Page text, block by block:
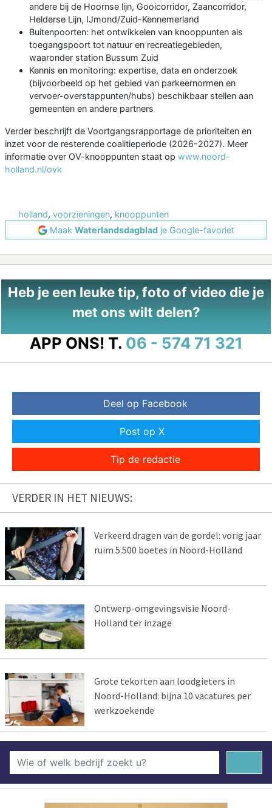
andere bij de Hoornse lijn, Gooicorridor, Zaancorridor,
Helderse Lijn, IJmond/Zuid-Kennemerland
Buitenpoorten: het ontwikkelen van knooppunten als
toegangspoort tot natuur en recreatiegebieden,
waaronder station Bussum Zuid
Kennis en monitoring: expertise, data en onderzoek
(bijvoorbeeld op het gebied van parkeernormen en
vervoer-overstappunten/hubs) beschikbaar stellen aan
gemeenten en andere partners
Verder beschrijft de Voortgangsrapportage de prioriteiten en
inzet voor de resterende coalitieperiode (2026-2027). Meer
informatie over OV-knooppunten staat op www.noord-
holland.nl/ovk
holland, voorzieningen, knooppunten
Maak Waterlandsdagblad je Google-favoriet
Heb je een leuke tip, foto of video die je
met ons wilt delen?
APP ONS! T. 06 - 574 71 321
Deel op Facebook
Post op X
Tip de redactie
VERDER IN HET NIEUWS:
Verkeerd dragen van de gordel: vorig jaar
ruim 5.500 boetes in Noord-Holland
Ontwerp-omgevingsvisie Noord-
Holland ter inzage
Grote tekorten aan loodgieters in
Noord-Holland: bijna 10 vacatures per
werkzoekende